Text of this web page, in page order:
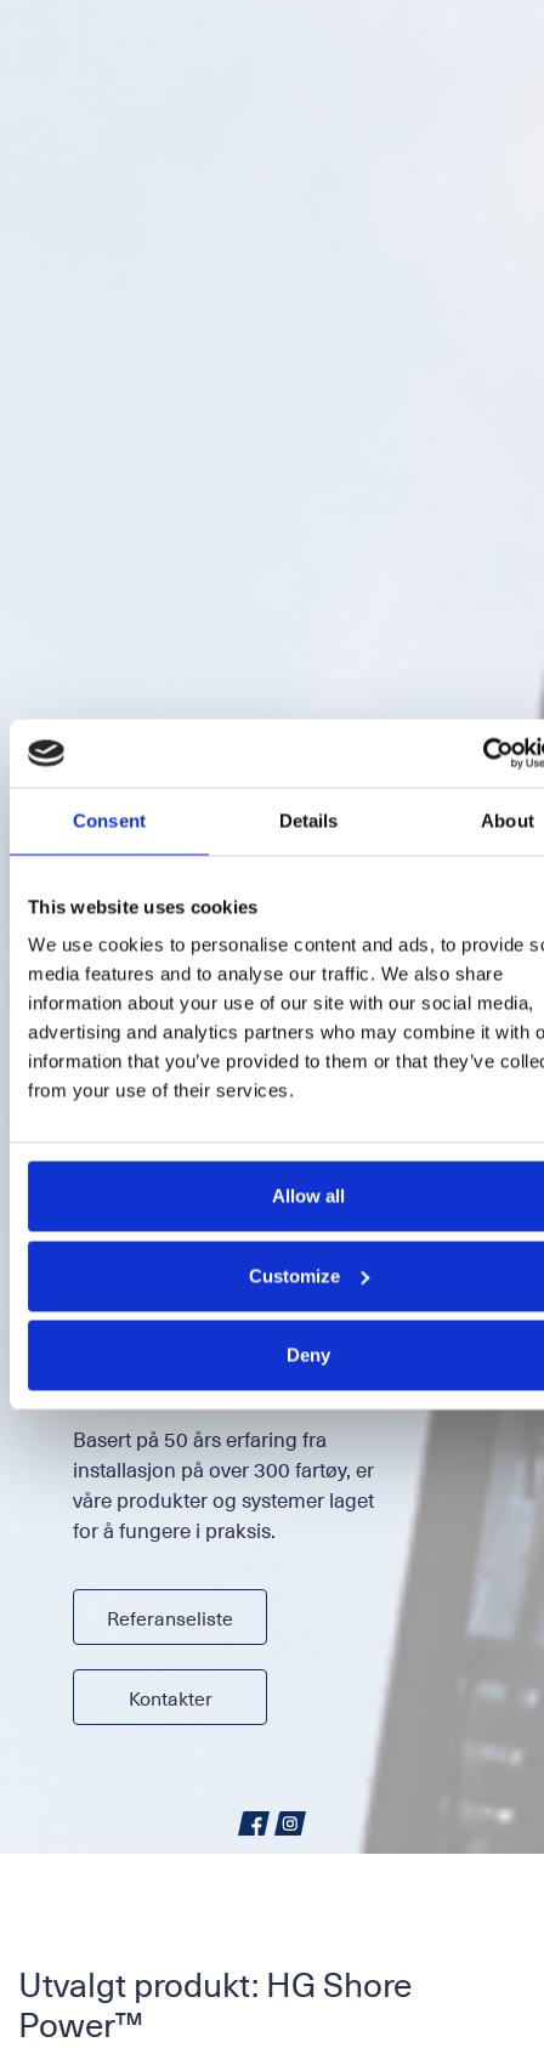
Consent Details About
This website uses cookies
We use cookies to personalise content and ads, to provide
media features and to analyse our traffic. We also share
information about your use of our site with our social media,
advertising and analytics partners who may combine it with
information that you’ve provided to them or that they’ve
from your use of their services.
Allow all
Customize
Deny
MARITIM
Vår maritime divisjon, med 300
ansatte i Norge og Polen, leverer
produkt, system, installasjon og
fartøysegmenter.
Basert på 50 års erfaring fra
installasjon på over 300 fartøy, er
våre produkter og systemer laget
for å fungere i praksis.
Referanseliste
Kontakter
Utvalgt produkt: HG Shore
Power™